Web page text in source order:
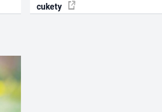
cukety